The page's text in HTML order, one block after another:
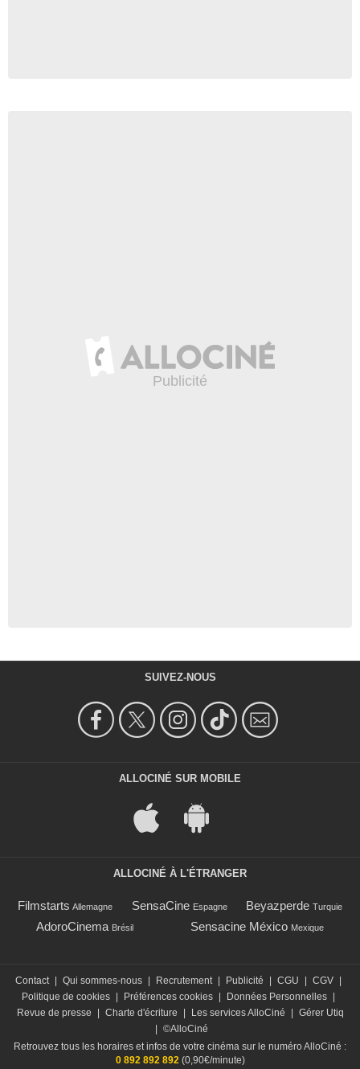
SUIVEZ-NOUS
ALLOCINÉ SUR MOBILE
ALLOCINÉ À L'ÉTRANGER
Filmstarts Allemagne SensaCine Espagne Beyazperde Turquie
AdoroCinema Brésil Sensacine México Mexique
Contact Qui sommes-nous Recrutement Publicité CGU CGV
Politique de cookies
Préférences cookies Données Personnelles
Revue de presse
Charte d'écriture Les services AlloCiné
Gérer Utiq
©AlloCiné
Retrouvez tous les horaires et infos de votre cinéma sur le numéro AlloCiné :
0 892 892 892(0,90€/minute)